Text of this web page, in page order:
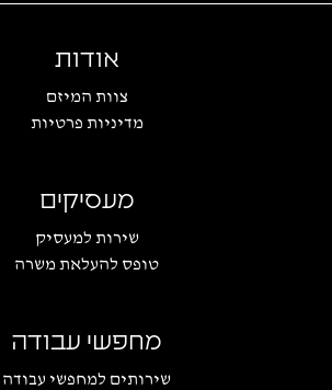
אודות
צוות המיזם
מדיניות פרטיות
מעסיקים
שירות למעסיק
טופס להעלאת משרה
מחפשי עבודה
שירותים למחפשי עבודה